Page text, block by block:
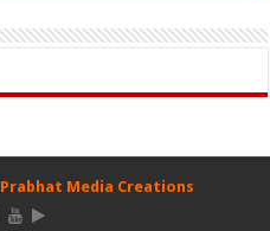
Prabhat Media Creations